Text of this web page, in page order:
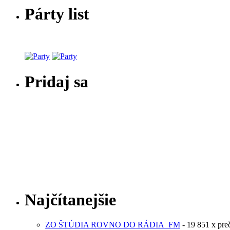
Párty list
Pridaj sa
Najčítanejšie
ZO ŠTÚDIA ROVNO DO RÁDIA_FM - 19 851 x